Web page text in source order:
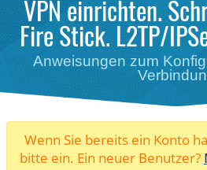
VPN einrichten.
Fire Stick. L2TP/
Anweisungen zum
Wenn Sie bereits ein Konto
bitte ein. Ein neuer Benutzer?